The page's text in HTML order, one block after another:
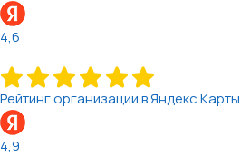
4,6
Рейтинг организации в Яндекс.Карты
4,9